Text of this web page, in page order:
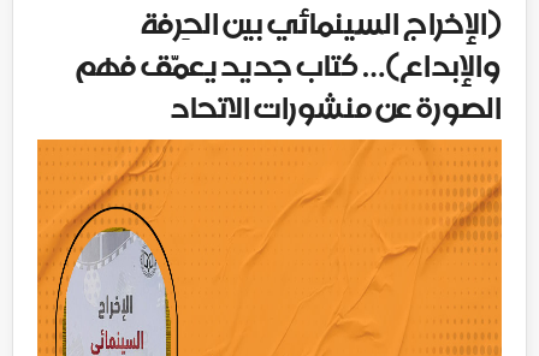
(الإخراج السينمائي بين الحِرفة
والإبداع)… كتاب جديد يعمّق فهم
الصورة عن منشورات الاتحاد